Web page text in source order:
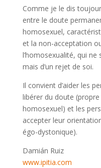
Comme je le dis
entre le doute
homosexuel,
et la non-acceptation
l’homosexualité, qui ne
mais d’un rejet de soi.
Il convient d’aider les
libérer du doute
homosexuel) et les
accepter leur
égo-dystonique).
Damián Ruiz
www.ipitia.com